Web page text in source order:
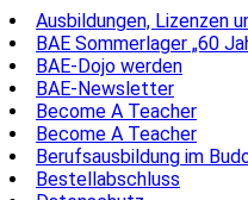
Ausbildungen, Lizenzen
BAE Sommerlager „60
BAE-Dojo werden
BAE-Newsletter
Become A Teacher
Become A Teacher
Berufsausbildung im
Bestellabschluss